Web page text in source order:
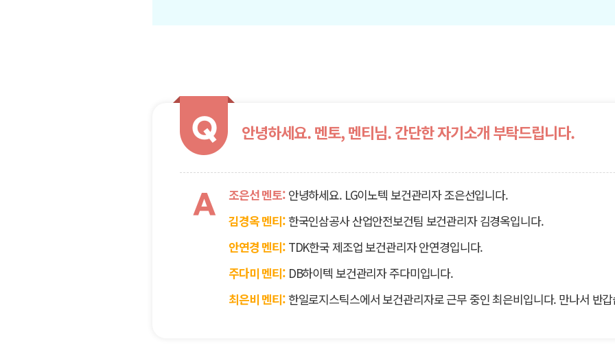
Q 안녕하세요. 멘토, 멘티님. 간단한 자기소개 부탁드립니다.
A 조은선 멘토: 안녕하세요. LG이노텍 보건관리자 조은선입니다.
김경옥 멘티: 한국인삼공사 산업안전보건팀 보건관리자 김경옥입니다.
안연경 멘티: TDK한국 제조업 보건관리자 안연경입니다.
주다미 멘티: DB하이텍 보건관리자 주다미입니다.
최은비 멘티: 한일로지스틱스에서 보건관리자로 근무 중인 최은비입니다. 만나서 반